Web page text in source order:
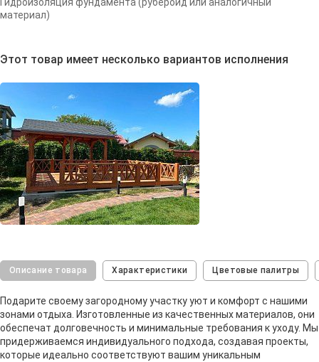
Гидроизоляция фундамента (рубероид или аналогичный
материал)
Этот товар имеет несколько вариантов исполнения
Описание товара Характеристики Цветовые палитры
Подарите своему загородному участку уют и комфорт с нашими
зонами отдыха. Изготовленные из качественных материалов, они
обеспечат долговечность и минимальные требования к уходу. Мы
придерживаемся индивидуального подхода, создавая проекты,
которые идеально соответствуют вашим уникальным